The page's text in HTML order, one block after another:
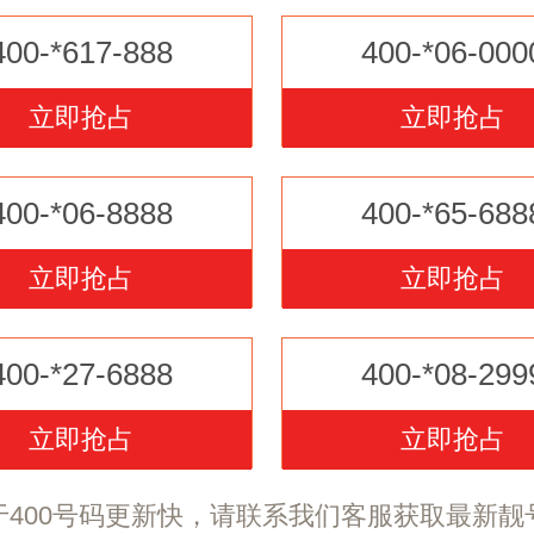
*617-888
立即抢占
400-*06-
立即抢占
*06-8888
立即抢占
400-*65-
立即抢占
*27-6888
立即抢占
400-*08-
立即抢占
400号码更新快，请联系我们客服获取最新靓